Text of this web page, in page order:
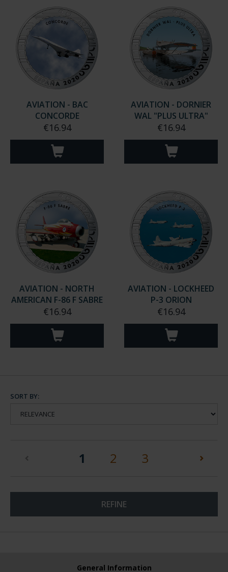
AVIATION - BAC
CONCORDE
€16.94
AVIATION - DORNIER
WAL "PLUS ULTRA"
€16.94
AVIATION - NORTH
AMERICAN F-86 F SABRE
€16.94
AVIATION - LOCKHEED
P-3 ORION
€16.94
SORT BY:
1 (current)
2 3
REFINE
General Information